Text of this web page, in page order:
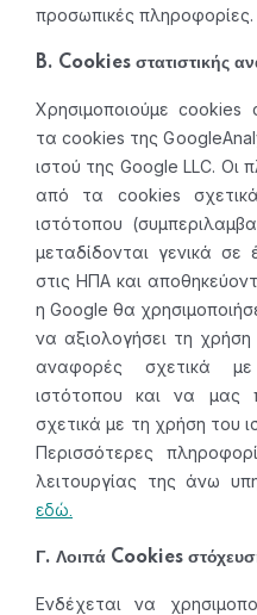
προσωπικές πληροφορίες.
B. Cookies στατιστικής
Χρησιμοποιούμε cookies
τα cookies της
ιστού της Google LLC. Οι
από τα cookies
ιστότοπου
μεταδίδονται γενικά σε
στις ΗΠΑ και
η Google θα
να αξιολογήσει τη
αναφορές σχετικά
ιστότοπου και να μας
σχετικά με τη χρήση του
Περισσότερες
λειτουργίας της άνω
εδώ.
Γ. Λοιπά Cookies
Ενδέχεται να